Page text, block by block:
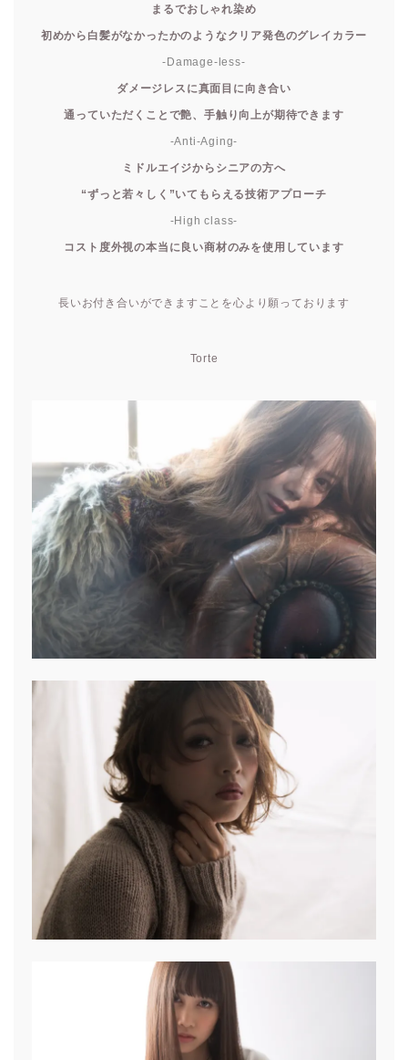
まるでおしゃれ染め
初めから白髪がなかったかのようなクリア発色のグレイカラー
-Damage-less-
ダメージレスに真面目に向き合い
通っていただくことで艶、手触り向上が期待できます
-Anti-Aging-
ミドルエイジからシニアの方へ
“ずっと若々しく”いてもらえる技術アプローチ
-High class-
コスト度外視の本当に良い商材のみを使用しています
長いお付き合いができますことを心より願っております
Torte